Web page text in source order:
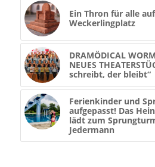
Ein Thron für alle
Weckerlingplatz
DRAMÖDICAL
NEUES
schreibt, der bleibt“
Ferienkinder und
aufgepasst! Das
lädt zum
Jedermann